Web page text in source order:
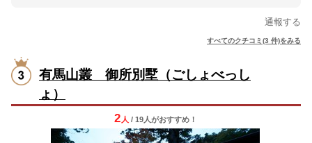
通報する
すべてのクチコミ(3 件)をみる
有馬山叢 御所別墅（ごしょべっし
ょ）
2 人 / 19人がおすすめ！